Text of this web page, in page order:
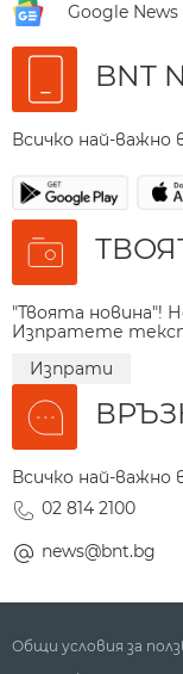
Google News
BNT
Всичко най-
"Твоята новина"!
Изпратете
Изпрати
Всичко най-
02 814 2100
news@bnt.bg
Общи условия за